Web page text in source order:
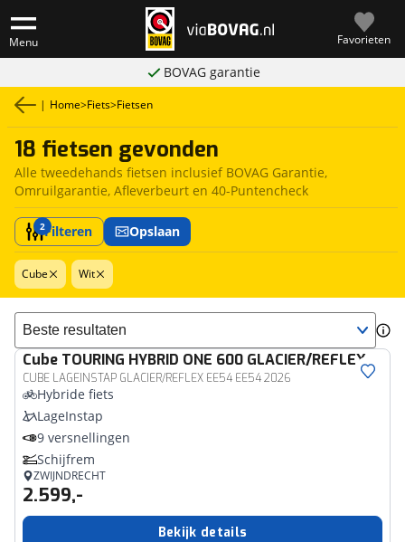
Menu Favorieten
BOVAG garantie
| Home>Fiets>Fietsen
18 fietsen gevonden
Alle tweedehands fietsen inclusief BOVAG Garantie,
Omruilgarantie, Afleverbeurt en 40-Puntencheck
2Filteren Opslaan
Cube Wit
Sorteer resultaten
Cube TOURING HYBRID ONE 600 GLACIER/REFLEX
CUBE LAGEINSTAP GLACIER/REFLEX EE54 EE54 2026
Hybride fiets
LageInstap
9 versnellingen
Schijfrem
ZWIJNDRECHT
2.599,-
Bekijk details